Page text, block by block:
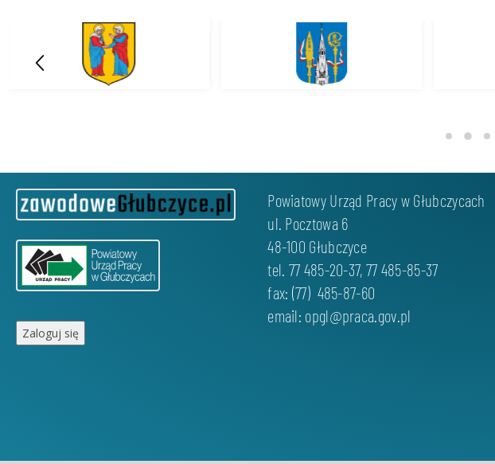
Zaloguj się
Powiatowy Urząd Pracy w Głubczycach
ul. Pocztowa 6
48-100 Głubczyce
tel. 77 485-20-37, 77 485-85-37
fax: (77) 485-87-60
email: opgl@praca.gov.pl